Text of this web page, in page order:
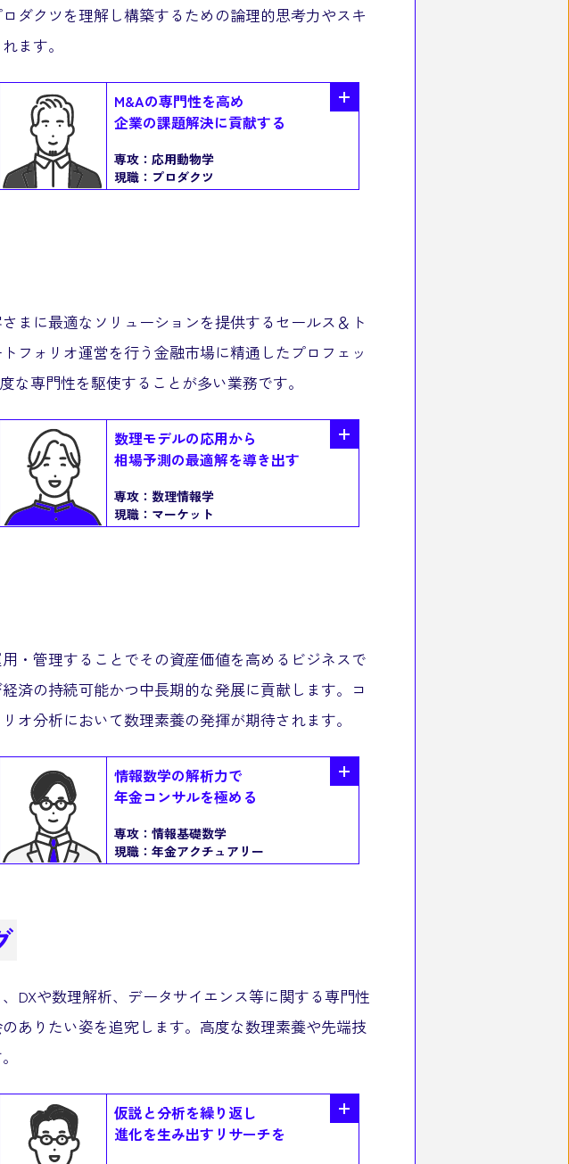
ダクツを理解し構築するための論理的思考力やスキ
ます。
M&Aの専門性を高め
企業の課題解決に貢献する
専攻：応用動物学
現職： プロダクツ
まに最適なソリューションを提供するセールス＆ト
フォリオ運営を行う金融市場に精通したプロフェッ
な専門性を駆使することが多い業務です。
数理モデルの応用から
相場予測の最適解を導き出す
専攻： 数理情報学
現職： マーケット
・管理することでその資産価値を高めるビジネスで
済の持続可能かつ中長期的な発展に貢献します。コ
オ分析において数理素養の発揮が期待されます。
情報数学の解析力で
年金コンサルを極める
専攻：情報基礎数学
現職：年金アクチュアリー
DXや数理解析、データサイエンス等に関する専門性
ありたい姿を追究します。高度な数理素養や先端技
仮説と分析を繰り返し
進化を生み出すリサーチを